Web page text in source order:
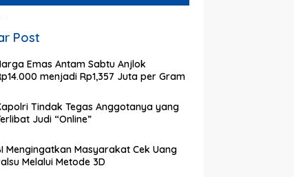
Post
Emas Antam Sabtu Anjlok
menjadi Rp1,357 Juta per Gram
Tindak Tegas Anggotanya yang
Judi “Online”
Mengingatkan Masyarakat Cek Uang
Melalui Metode 3D